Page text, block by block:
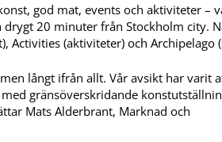
god mat, events och aktiviteter –
drygt 20 minuter från Stockholm city.
Activities (aktiviteter) och Archipelago
långt ifrån allt. Vår avsikt har varit
gränsöverskridande
Mats Alderbrant, Marknad och